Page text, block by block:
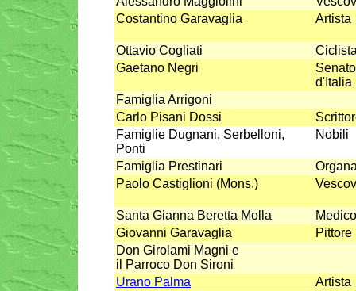
Costantino Garavaglia
Artista
Ottavio Cogliati
Gaetano Negri
d'Italia
Famiglia Arrigoni
Carlo Pisani Dossi
Famiglie Dugnani, Serbelloni,
Ponti
Nobili
Famiglia Prestinari
Paolo Castiglioni (Mons.)
Santa Gianna Beretta Molla
Medico
Giovanni Garavaglia
Pittore
Don Girolami Magni e
il Parroco Don Sironi
Urano Palma
Artista